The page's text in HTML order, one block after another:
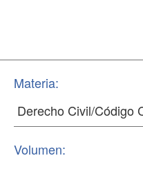
Materia:
Volumen: